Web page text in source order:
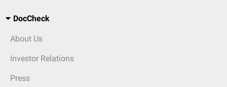
DocCheck
About Us
Investor Relations
Press